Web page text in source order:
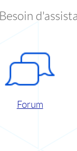
Besoin
Forum